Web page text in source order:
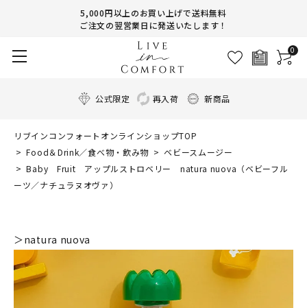
5,000円以上のお買い上げで送料無料
ご注文の翌営業日に発送いたします！
0
公式限定 再入荷 新商品
リブインコンフォートオンラインショップTOP
Food＆Drink／食べ物・飲み物
ベビースムージー
Baby Fruit アップルストロベリー natura nuova（ベビーフル
ーツ／ナチュラヌオヴァ）
＞natura nuova